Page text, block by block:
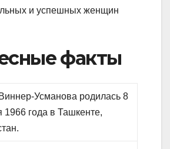
и успешных женщин
факты
Усманова родилась 8
1966 года в Ташкенте,